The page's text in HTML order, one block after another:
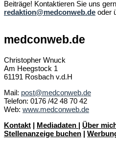
Beiträge! Kontaktieren Sie uns
redaktion@medconweb.de oder
medconweb.de
Christopher Wnuck
Am Heegstock 1
61191 Rosbach v.d.H
Mail: post@medconweb.de
Telefon: 0176 /42 48 70 42
Web: www.medconweb.de
Kontakt | Mediadaten | Über
Stellenanzeige buchen |